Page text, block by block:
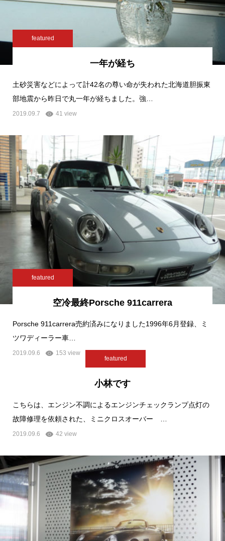
featured
一年が経ち
土砂災害などによって計42名の尊い命が失われた北海道胆振東
部地震から昨日で丸一年が経ちました。強…
2019.09.7 41 view
featured
空冷最終Porsche 911carrera
Porsche 911carrera売約済みになりました1996年6月登録、ミ
ツワディーラー車…
2019.09.6 153 view
featured
小林です
こちらは、エンジン不調によるエンジンチェックランプ点灯の
故障修理を依頼された、ミニクロスオーバー …
2019.09.6 42 view